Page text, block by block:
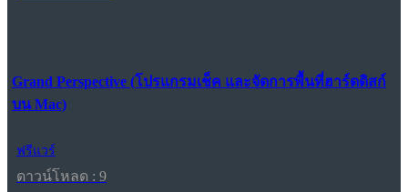
Grand Perspective (โปรแกรมเช็ค และจัดการพื้นที่ฮาร์ดดิสก์
บน Mac)
ฟรีแวร์
ดาวน์โหลด : 9